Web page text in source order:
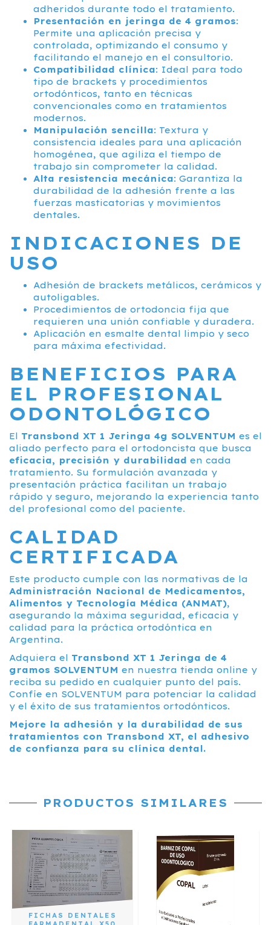
adheridos durante todo el tratamiento.
Presentación en jeringa de 4 gramos:
Permite una aplicación precisa y
controlada, optimizando el consumo y
facilitando el manejo en el consultorio.
Compatibilidad clínica: Ideal para todo
tipo de brackets y procedimientos
ortodónticos, tanto en técnicas
convencionales como en tratamientos
modernos.
Manipulación sencilla: Textura y
consistencia ideales para una aplicación
homogénea, que agiliza el tiempo de
trabajo sin comprometer la calidad.
Alta resistencia mecánica: Garantiza la
durabilidad de la adhesión frente a las
fuerzas masticatorias y movimientos
dentales.
INDICACIONES DE
USO
Adhesión de brackets metálicos, cerámicos y
autoligables.
Procedimientos de ortodoncia fija que
requieren una unión confiable y duradera.
Aplicación en esmalte dental limpio y seco
para máxima efectividad.
BENEFICIOS PARA
EL PROFESIONAL
ODONTOLÓGICO
El Transbond XT 1 Jeringa 4g SOLVENTUM es el
aliado perfecto para el ortodoncista que busca
eficacia, precisión y durabilidad en cada
tratamiento. Su formulación avanzada y
presentación práctica facilitan un trabajo
rápido y seguro, mejorando la experiencia tanto
del profesional como del paciente.
CALIDAD
CERTIFICADA
Este producto cumple con las normativas de la
Administración Nacional de Medicamentos,
Alimentos y Tecnología Médica (ANMAT),
asegurando la máxima seguridad, eficacia y
calidad para la práctica ortodóntica en
Argentina.
Adquiera el Transbond XT 1 Jeringa de 4
gramos SOLVENTUM en nuestra tienda online y
reciba su pedido en cualquier punto del país.
Confíe en SOLVENTUM para potenciar la calidad
y el éxito de sus tratamientos ortodónticos.
Mejore la adhesión y la durabilidad de sus
tratamientos con Transbond XT, el adhesivo
de confianza para su clínica dental.
PRODUCTOS SIMILARES
FICHAS DENTALES